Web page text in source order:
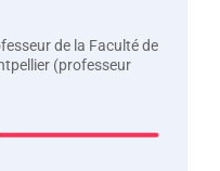
de la Faculté de
(professeur